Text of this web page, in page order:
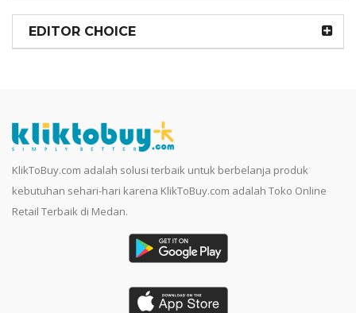
EDITOR CHOICE
KlikToBuy.com adalah solusi terbaik untuk berbelanja produk
kebutuhan sehari-hari karena KlikToBuy.com adalah Toko Online
Retail Terbaik di Medan.